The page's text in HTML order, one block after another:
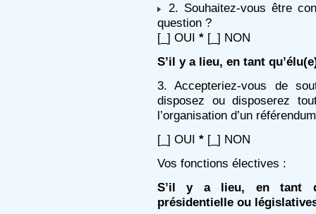
2. Souhaitez-vous être
question ?
[_] OUI * [_] NON
S’il y a lieu, en tant
3. Accepteriez-vous de
disposez ou disposerez
l’organisation d’un
[_] OUI * [_] NON
Vos fonctions électives :
S’il y a lieu, en tant
présidentielle ou